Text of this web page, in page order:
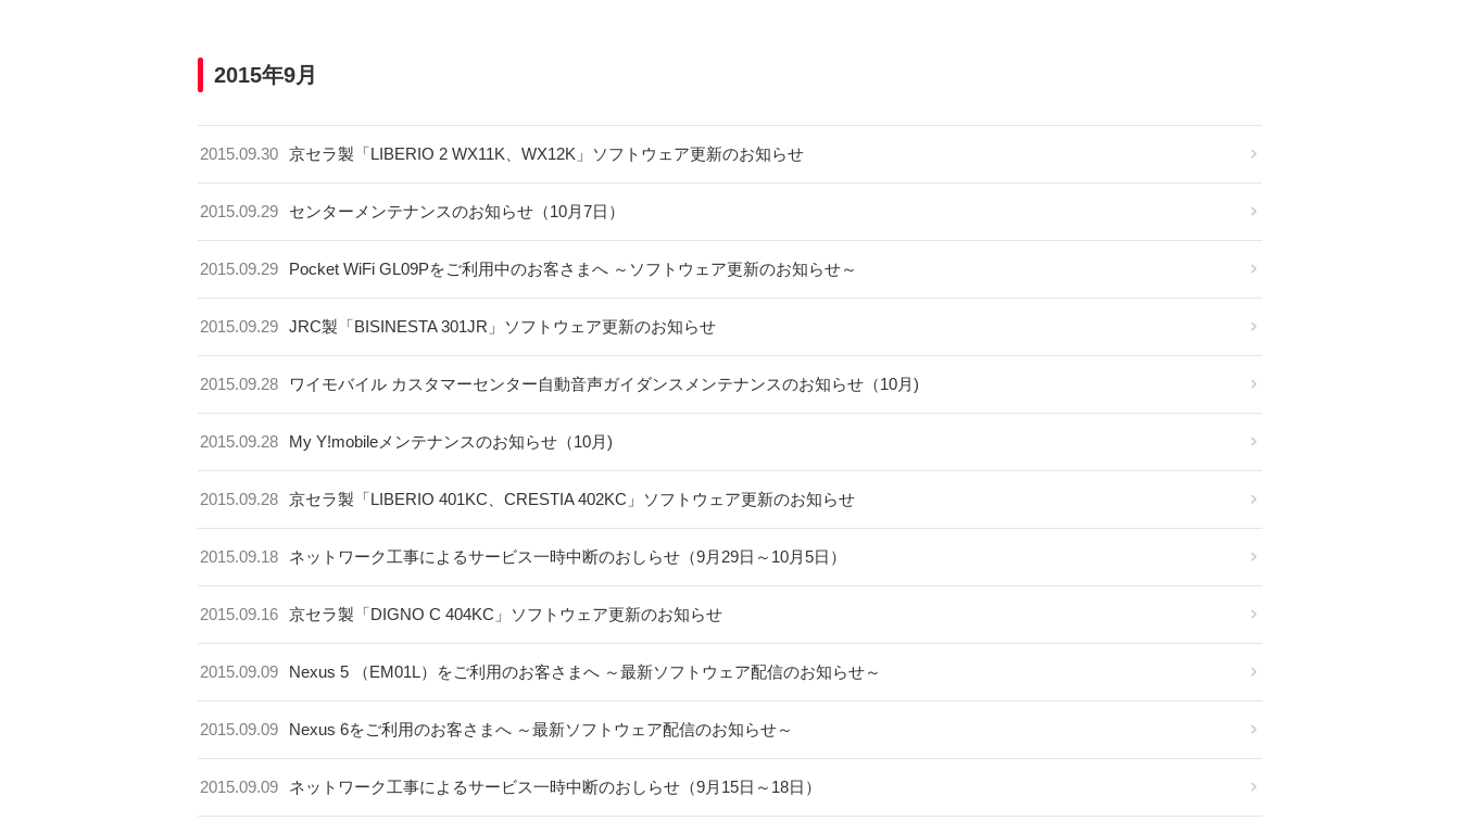
2015年9月
2015.09.30 京セラ製「LIBERIO 2 WX11K、WX12K」ソフトウェア更新のお知らせ
2015.09.29 センターメンテナンスのお知らせ（10月7日）
2015.09.29 Pocket WiFi GL09Pをご利用中のお客さまへ ～ソフトウェア更新のお知らせ～
2015.09.29 JRC製「BISINESTA 301JR」ソフトウェア更新のお知らせ
2015.09.28 ワイモバイル カスタマーセンター自動音声ガイダンスメンテナンスのお知らせ（10月)
2015.09.28 My Y!mobileメンテナンスのお知らせ（10月)
2015.09.28 京セラ製「LIBERIO 401KC、CRESTIA 402KC」ソフトウェア更新のお知らせ
2015.09.18 ネットワーク工事によるサービス一時中断のおしらせ（9月29日～10月5日）
2015.09.16 京セラ製「DIGNO C 404KC」ソフトウェア更新のお知らせ
2015.09.09 Nexus 5 （EM01L）をご利用のお客さまへ ～最新ソフトウェア配信のお知らせ～
2015.09.09 Nexus 6をご利用のお客さまへ ～最新ソフトウェア配信のお知らせ～
2015.09.09 ネットワーク工事によるサービス一時中断のおしらせ（9月15日～18日）